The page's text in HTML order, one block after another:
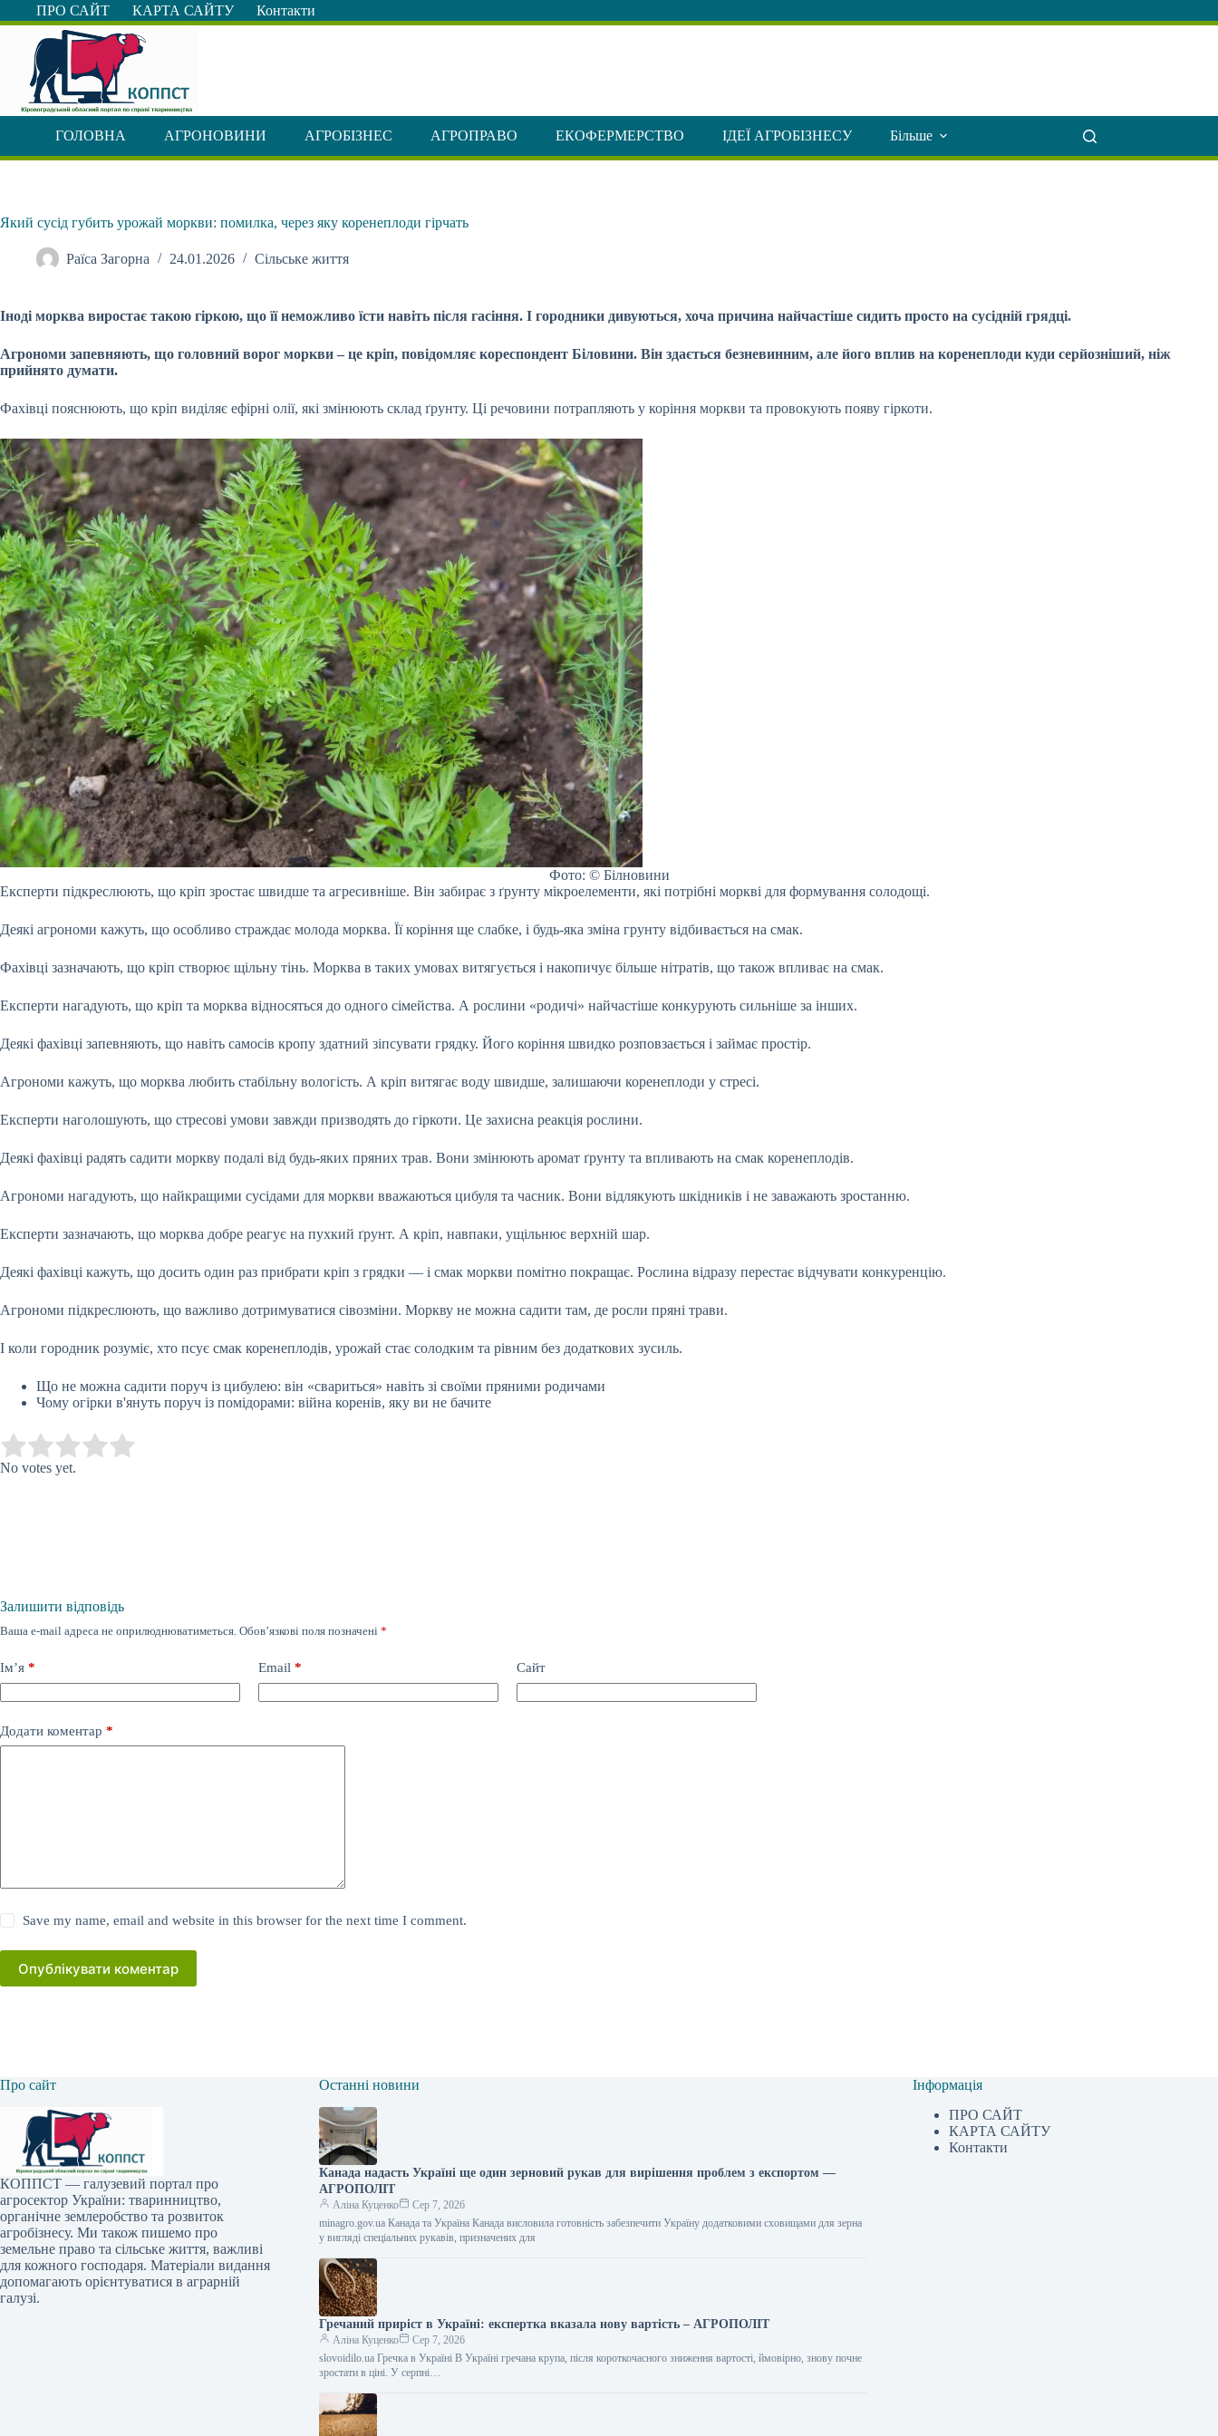
Перейти
до
ПРО САЙТ КАРТА САЙТУ Контакти
ГОЛОВНА АГРОНОВИНИ АГРОБІЗНЕС АГРОПРАВО ЕКОФЕРМЕРСТВО ІДЕЇ АГРОБІЗНЕСУ Більше
Який сусід губить урожай моркви: помилка, через яку коренеплоди гірчать
Раїса Загорна 24.01.2026 Сільське життя
Іноді морква виростає такою гіркою, що її неможливо їсти навіть після гасіння. І городники дивуються, хоча причина найчастіше сидить просто на сусідній грядці.
Агрономи запевняють, що головний ворог моркви – це кріп, повідомляє кореспондент Біловини. Він здається безневинним, але його вплив на коренеплоди куди серйозніший, ніж
прийнято думати.
Фахівці пояснюють, що кріп виділяє ефірні олії, які змінюють склад ґрунту. Ці речовини потрапляють у коріння моркви та провокують появу гіркоти.
Фото: © Білновини
Експерти підкреслюють, що кріп зростає швидше та агресивніше. Він забирає з ґрунту мікроелементи, які потрібні моркві для формування солодощі.
Деякі агрономи кажуть, що особливо страждає молода морква. Її коріння ще слабке, і будь-яка зміна грунту відбивається на смак.
Фахівці зазначають, що кріп створює щільну тінь. Морква в таких умовах витягується і накопичує більше нітратів, що також впливає на смак.
Експерти нагадують, що кріп та морква відносяться до одного сімейства. А рослини «родичі» найчастіше конкурують сильніше за інших.
Деякі фахівці запевняють, що навіть самосів кропу здатний зіпсувати грядку. Його коріння швидко розповзається і займає простір.
Агрономи кажуть, що морква любить стабільну вологість. А кріп витягає воду швидше, залишаючи коренеплоди у стресі.
Експерти наголошують, що стресові умови завжди призводять до гіркоти. Це захисна реакція рослини.
Деякі фахівці радять садити моркву подалі від будь-яких пряних трав. Вони змінюють аромат ґрунту та впливають на смак коренеплодів.
Агрономи нагадують, що найкращими сусідами для моркви вважаються цибуля та часник. Вони відлякують шкідників і не заважають зростанню.
Експерти зазначають, що морква добре реагує на пухкий ґрунт. А кріп, навпаки, ущільнює верхній шар.
Деякі фахівці кажуть, що досить один раз прибрати кріп з грядки — і смак моркви помітно покращає. Рослина відразу перестає відчувати конкуренцію.
Агрономи підкреслюють, що важливо дотримуватися сівозміни. Моркву не можна садити там, де росли пряні трави.
І коли городник розуміє, хто псує смак коренеплодів, урожай стає солодким та рівним без додаткових зусиль.
Що не можна садити поруч із цибулею: він «свариться» навіть зі своїми пряними родичами
Чому огірки в'януть поруч із помідорами: війна коренів, яку ви не бачите
Rate this item:
No votes yet.
Залишити відповідь
Ваша e-mail адреса не оприлюднюватиметься. Обов’язкові поля позначені *
Ім’я * Email * Сайт
Додати коментар *
Save my name, email and website in this browser for the next time I comment.
Опублікувати коментар
Про сайт
КОППСТ — галузевий портал про
агросектор України: тваринництво,
органічне землеробство та розвиток
агробізнесу. Ми також пишемо про
земельне право та сільське життя, важливі
для кожного господаря. Матеріали видання
допомагають орієнтуватися в аграрній
галузі.
Останні новини
Канада надасть Україні ще один зерновий рукав для вирішення проблем з експортом —
АГРОПОЛІТ
Аліна Куценко
Сер 7, 2026
minagro.gov.ua Канада та Україна Канада висловила готовність забезпечити Україну додатковими сховищами для зерна
у вигляді спеціальних рукавів, призначених для
Гречаний приріст в Україні: експертка вказала нову вартість – АГРОПОЛІТ
Аліна Куценко
Сер 7, 2026
slovoidilo.ua Гречка в Україні В Україні гречана крупа, після короткочасного зниження вартості, ймовірно, знову почне
зростати в ціні. У серпні…
Інформація
ПРО САЙТ
КАРТА САЙТУ
Контакти